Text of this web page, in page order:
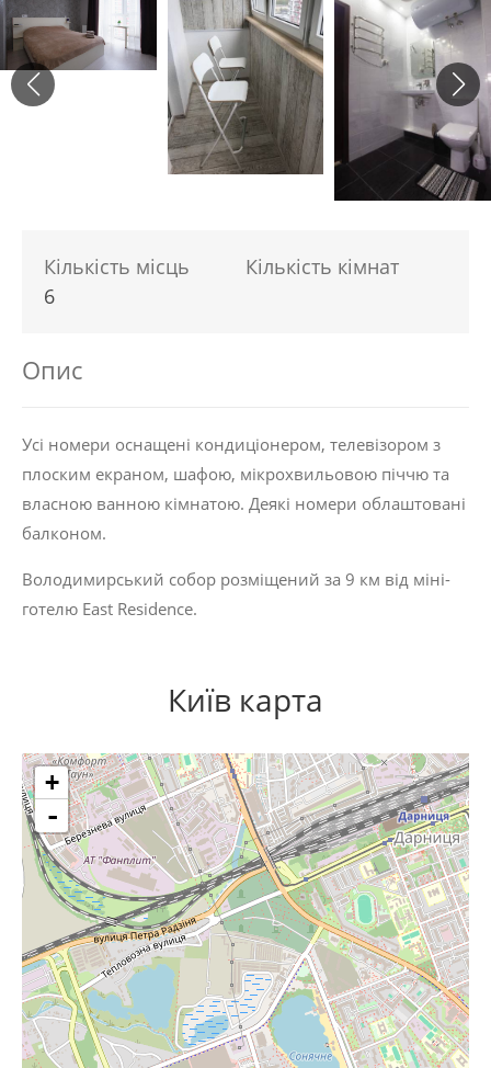
Кількість місць
6
Кількість кімнат
Опис
Усі номери оснащені кондиціонером, телевізором з
плоским екраном, шафою, мікрохвильовою піччю та
власною ванною кімнатою. Деякі номери облаштовані
балконом.
Володимирський собор розміщений за 9 км від міні-
готелю East Residence.
Київ карта
+
-